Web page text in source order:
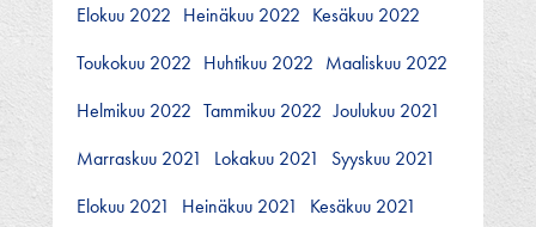
Elokuu 2022 Heinäkuu 2022 Kesäkuu 2022
Toukokuu 2022 Huhtikuu 2022 Maaliskuu 2022
Helmikuu 2022 Tammikuu 2022 Joulukuu 2021
Marraskuu 2021
Lokakuu 2021
Syyskuu 2021
Elokuu 2021
Heinäkuu 2021
Kesäkuu 2021